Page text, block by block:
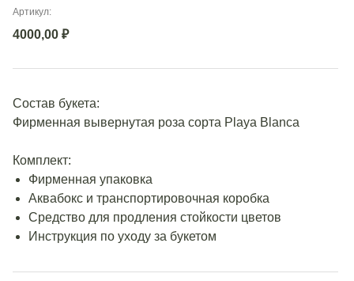
Артикул:
4000,00 ₽
Состав букета:
Фирменная вывернутая роза сорта Playa Blanca
Комплект:
Фирменная упаковка
Аквабокс и транспортировочная коробка
Средство для продления стойкости цветов
Инструкция по уходу за букетом